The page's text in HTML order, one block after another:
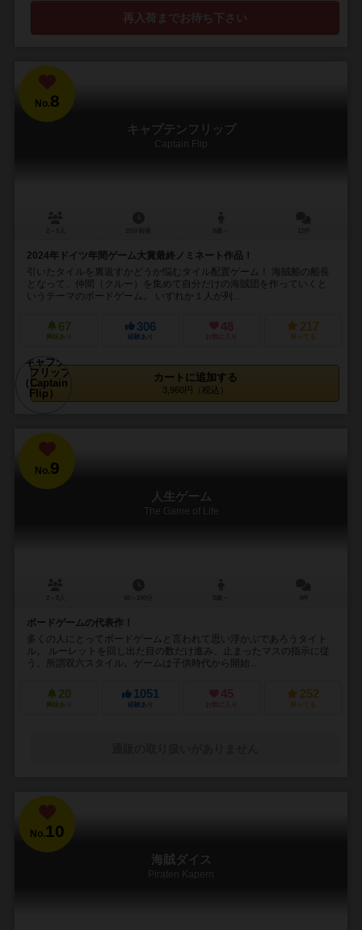
再入荷までお待ち下さい
No.8
キャプテンフリップ
Captain Flip
2024年ドイツ年間ゲーム大賞最終ノミネート作品！
引いたタイルを裏返すかどうか悩むタイル配置ゲーム！ 海賊船の船長
となって、仲間（クルー）を集めて自分だけの海賊団を作っていくと
いうテーマのボードゲーム。 いずれか１人が列...
67
興味あり
306
経験あり
48
お気に入り
217
持ってる
カートに追加する
3,960円（税込）
No.9
人生ゲーム
The Game of Life
ボードゲームの代表作！
多くの人にとってボードゲームと言われて思い浮かぶであろうタイト
ル。 ルーレットを回し出た目の数だけ進み、止まったマスの指示に従
う。所謂双六スタイル。ゲームは子供時代から開始...
20
興味あり
1051
経験あり
45
お気に入り
252
持ってる
No. 10
海賊ダイス
Piraten Kapern